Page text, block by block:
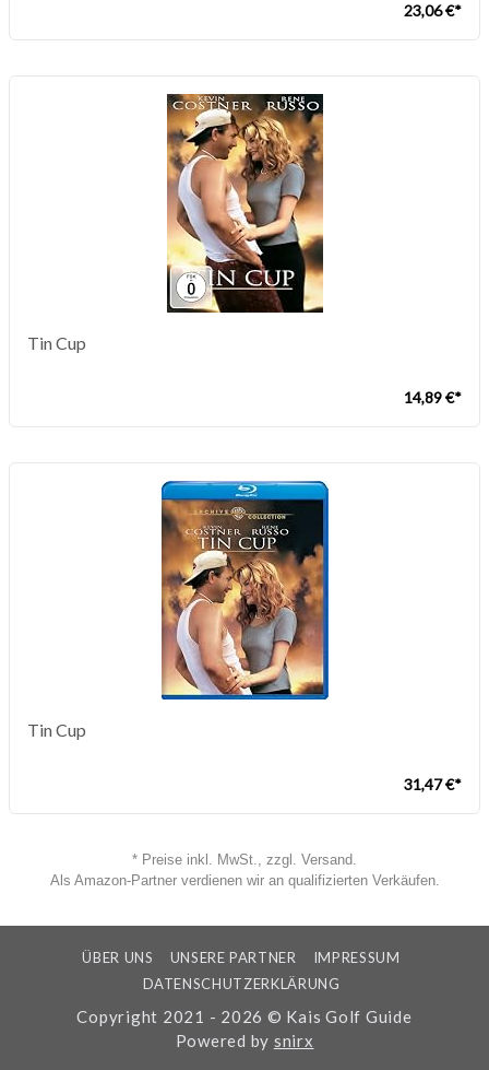
23,06 €*
Tin Cup
14,89 €*
Tin Cup
31,47 €*
* Preise inkl. MwSt., zzgl. Versand.
Als Amazon-Partner verdienen wir an qualifizierten Verkäufen.
ÜBER UNS UNSERE PARTNER
IMPRESSUM
DATENSCHUTZERKLÄRUNG
Copyright 2021 - 2026 © Kais Golf Guide
Powered by snirx